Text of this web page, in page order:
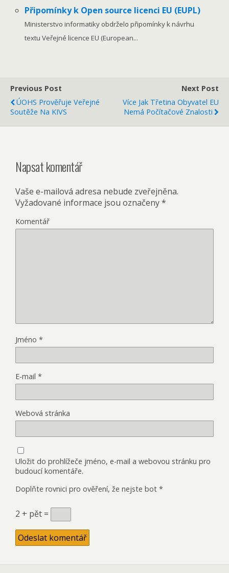
Připomínky k Open source licenci EU (EUPL)
Ministerstvo informatiky obdrželo připomínky k návrhu
textu Veřejné licence EU (European...
Previous Post
ÚOHS Prověřuje Veřejné
Soutěže Na KIVS
Next Post
Více Jak Třetina Obyvatel EU
Nemá Počítačové Znalosti
Napsat komentář
Vaše e-mailová adresa nebude zveřejněna.
Vyžadované informace jsou označeny*
Komentář
Jméno *
E-mail *
Webová stránka
Uložit do prohlížeče jméno, e-mail a webovou stránku pro
budoucí komentáře.
Doplňte rovnici pro ověření, že nejste bot *
2 + pět =